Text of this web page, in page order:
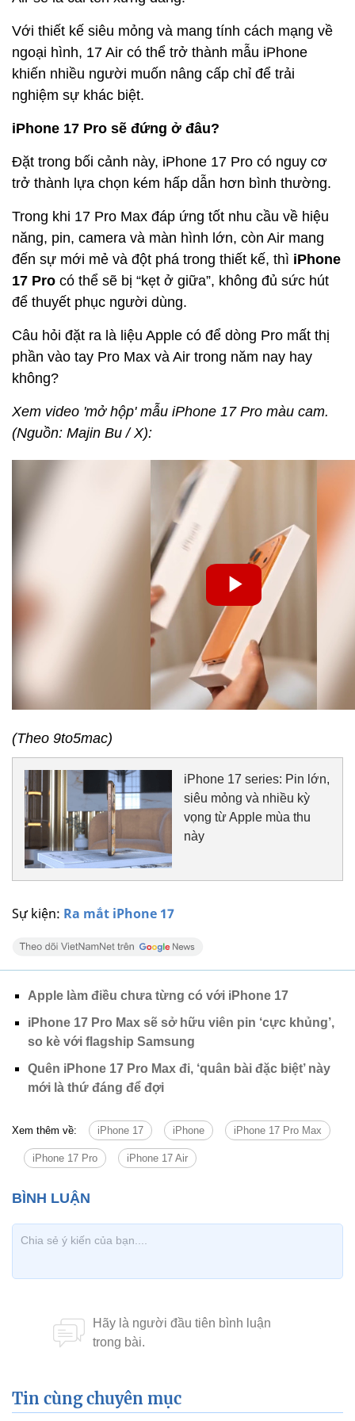
Sự kiện: Ra mắt iPhone 17
Với thiết kế siêu mỏng và mang tính cách mạng về
ngoại hình, 17 Air có thể trở thành mẫu iPhone
khiến nhiều người muốn nâng cấp chỉ để trải
nghiệm sự khác biệt.
iPhone 17 Pro sẽ đứng ở đâu?
Đặt trong bối cảnh này, iPhone 17 Pro có nguy cơ
trở thành lựa chọn kém hấp dẫn hơn bình thường.
Trong khi 17 Pro Max đáp ứng tốt nhu cầu về hiệu
năng, pin, camera và màn hình lớn, còn Air mang
đến sự mới mẻ và đột phá trong thiết kế, thì iPhone
17 Pro có thể sẽ bị “kẹt ở giữa”, không đủ sức hút
để thuyết phục người dùng.
Câu hỏi đặt ra là liệu Apple có để dòng Pro mất thị
phần vào tay Pro Max và Air trong năm nay hay
không?
Xem video 'mở hộp' mẫu iPhone 17 Pro màu cam.
(Nguồn: Majin Bu / X):
(Theo 9to5mac)
iPhone 17 series: Pin lớn,
siêu mỏng và nhiều kỳ
vọng từ Apple mùa thu
này
Apple làm điều chưa từng có với iPhone 17
iPhone 17 Pro Max sẽ sở hữu viên pin ‘cực khủng’,
so kè với flagship Samsung
Quên iPhone 17 Pro Max đi, ‘quân bài đặc biệt’ này
mới là thứ đáng để đợi
Xem thêm về: iPhone 17 iPhone iPhone 17 Pro Max
iPhone 17 Pro iPhone 17 Air
Tin cùng chuyên mục